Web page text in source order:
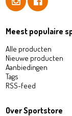
Meest populaire
Alle producten
Nieuwe producten
Aanbiedingen
Tags
RSS-feed
Over Sportstore